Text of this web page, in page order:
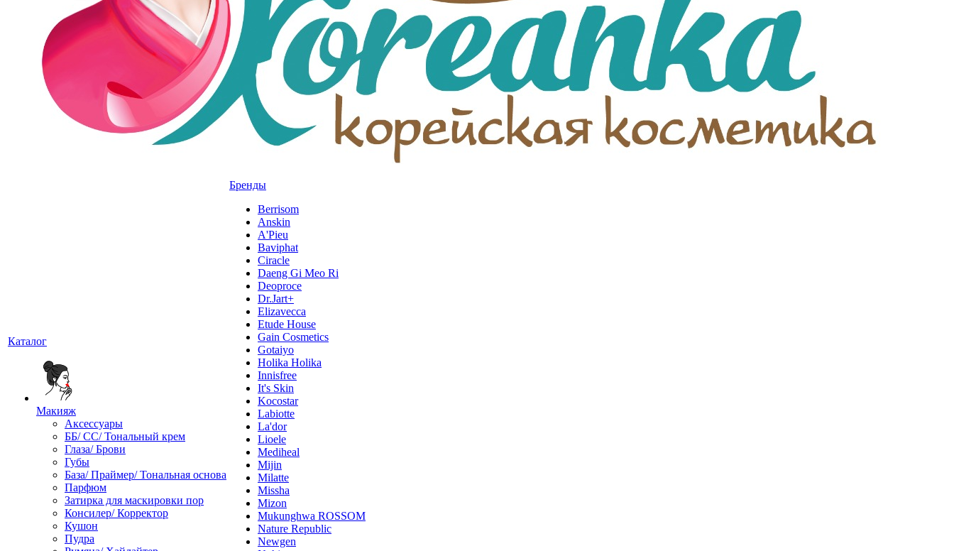
Каталог
Макияж
Аксессуары
ББ/ СС/ Тональный крем
Глаза/ Брови
Губы
База/ Праймер/ Тональная основа
Парфюм
Затирка для маскировки пор
Консилер/ Корректор
Кушон
Пудра
Бренды
Berrisom
Anskin
A'Pieu
Baviphat
Ciracle
Daeng Gi Meo Ri
Deoproce
Dr.Jart+
Elizavecca
Etude House
Gain Cosmetics
Gotaiyo
Holika Holika
Innisfree
It's Skin
Kocostar
Labiotte
La'dor
Lioele
Mediheal
Mijin
Milatte
Missha
Mizon
Mukunghwa ROSSOM
Nature Republic
Newgen